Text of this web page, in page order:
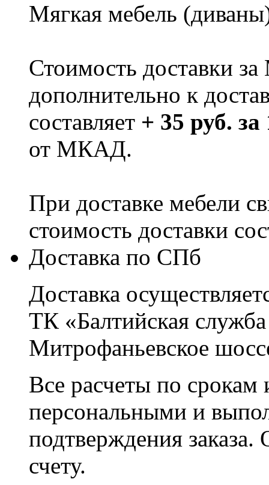
Мягкая мебель
Стоимость доставки
дополнительно к
составляет + 35 руб.
от МКАД.
При доставке мебели
стоимость доставки
Доставка по СПб
Доставка
ТК «Балтийская
Митрофаньевское
Все расчеты по срокам
персональными и
подтверждения заказа.
счету.